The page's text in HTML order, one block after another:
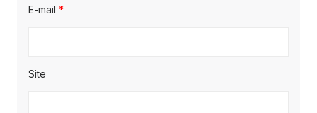
E-mail *
Site